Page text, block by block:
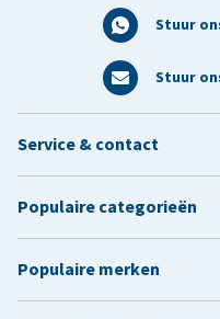
Stuur
Stuur
Service & contact
Populaire categorieën
Populaire merken